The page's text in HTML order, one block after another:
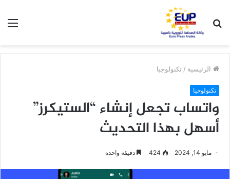
عن
الرئيسية / تكنولوجيا
تكنولوجيا
واتساب تجعل إنشاء “الستيكرز”
أسهل بهذا التحديث
مايو 14, 2024 424 دقيقة واحدة